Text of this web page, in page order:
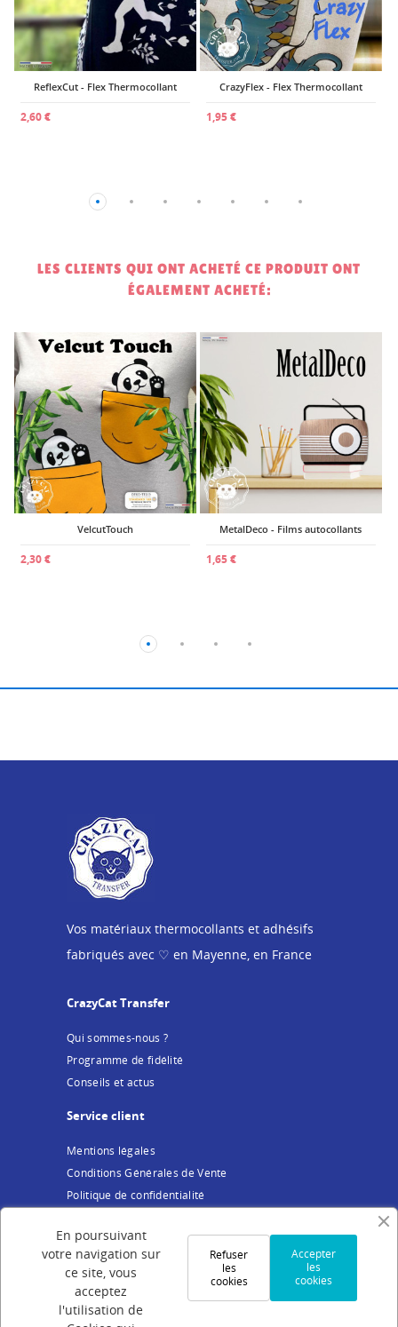
ReflexCut - Flex Thermocollant
2,60 €
CrazyFlex - Flex Thermocollant
1,95 €
LES CLIENTS QUI ONT ACHETÉ CE PRODUIT ONT
ÉGALEMENT ACHETÉ:
VelcutTouch
2,30 €
MetalDeco - Films autocollants
1,65 €
Vos matériaux thermocollants et adhésifs
fabriqués avec ♡ en Mayenne, en France
CrazyCat Transfer
Qui sommes-nous ?
Programme de fidélité
Conseils et actus
Service client
Mentions légales
Conditions Générales de Vente
Politique de confidentialité
Votre compte
Connexion
Création de compte
En poursuivant
votre navigation sur
ce site, vous
acceptez
l'utilisation de
Accepter
les
cookies
Refuser
les
cookies